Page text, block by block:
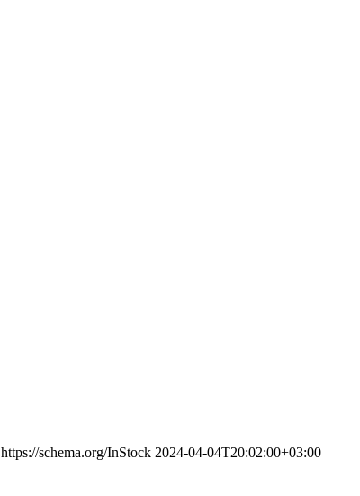
https://schema.org/InStock 2024-04-04T20:02:00+03:00